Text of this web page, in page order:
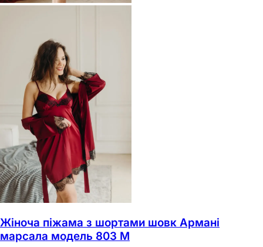
Жіноча піжама з шортами шовк Армані
марсала модель 803 M